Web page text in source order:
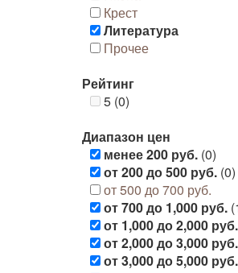
Крест
Литература
Прочее
Рейтинг
5 (0)
Диапазон цен
менее 200 руб. (0)
от 200 до 500 руб. (0)
от 500 до 700 руб.
от 700 до 1,000 руб.
от 1,000 до 2,000 руб.
от 2,000 до 3,000 руб.
от 3,000 до 5,000 руб.